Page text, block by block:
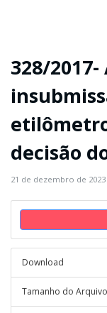
328/
decisão
21 de dezembro de 2023
Download
Tamanho do Arquivo